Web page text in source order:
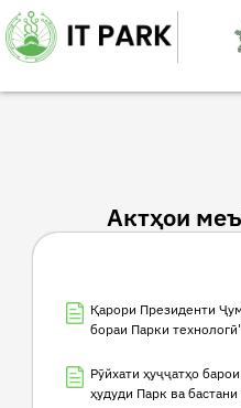
Skip
to
content
Актҳои
Қарори Президенти
бораи Парки
Рӯйхати ҳуҷҷатҳо
ҳудуди Парк ва